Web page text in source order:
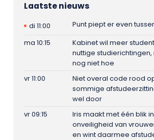
Laatste nieuws
di 11:00
Punt piept er even
ma 10:15
Kabinet wil meer
nuttige
nog niet hoe
vr 11:00
Niet overal code rood
sommige
wel door
vr 09:15
Iris maakt met één blik
onveiligheid van
en wint daarmee